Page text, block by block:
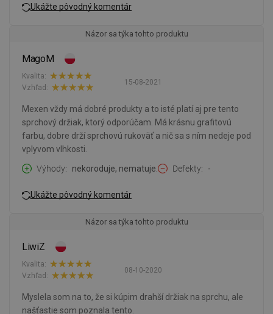
Ukážte pôvodný komentár
Názor sa týka tohto produktu
MagoM
15-08-2021
Kvalita:
Vzhľad:
Mexen vždy má dobré produkty a to isté platí aj pre tento
sprchový držiak, ktorý odporúčam. Má krásnu grafitovú
farbu, dobre drží sprchovú rukoväť a nič sa s ním nedeje pod
vplyvom vlhkosti.
Výhody
nekoroduje, nematuje. Defekty -
Ukážte pôvodný komentár
Názor sa týka tohto produktu
LiwiZ
08-10-2020
Kvalita:
Vzhľad:
Myslela som na to, že si kúpim drahší držiak na sprchu, ale
našťastie som poznala tento.